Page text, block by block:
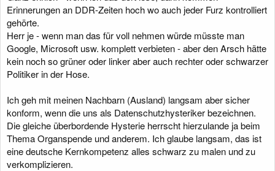
Erinnerungen an DDR-Zeiten hoch wo auch jeder Furz kontrolliert
gehörte.
Herr je - wenn man das für voll nehmen würde müsste man
Google, Microsoft usw. komplett verbieten - aber den Arsch hätte
kein noch so grüner oder linker aber auch rechter oder schwarzer
Politiker in der Hose.
Ich geh mit meinen Nachbarn (Ausland) langsam aber sicher
konform, wenn die uns als Datenschutzhysteriker bezeichnen.
Die gleiche überbordende Hysterie herrscht hierzulande ja beim
Thema Organspende und anderem. Ich glaube langsam, das ist
eine deutsche Kernkompetenz alles schwarz zu malen und zu
verkomplizieren.